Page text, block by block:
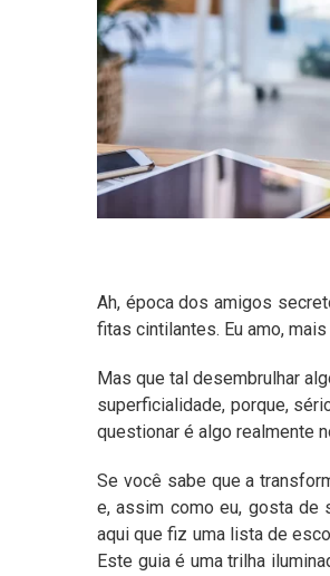
Ah, época dos amigos
fitas cintilantes. Eu amo,
Mas que tal desembrulhar
superficialidade, porque,
questionar é algo realmente
Se você sabe que a
e, assim como eu, gosta de
aqui que fiz uma lista de
Este guia é uma trilha